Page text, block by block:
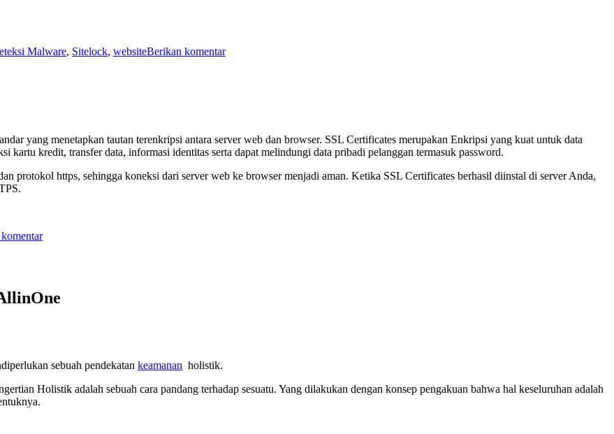
Malware, Sitelock, websiteBerikan komentaruntuk
yang menetapkan tautan terenkripsi antara server web dan browser. SSL Certificates merupakan Enkripsi yang kuat untuk data
kartu kredit, transfer data, informasi identitas serta dapat melindungi data pribadi pelanggan termasuk password.
protokol https, sehingga koneksi dari server web ke browser menjadi aman. Ketika SSL Certificates berhasil diinstal di server Anda,
untuk
sebuah pendekatan keamanan holistik.
Holistik adalah sebuah cara pandang terhadap sesuatu. Yang dilakukan dengan konsep pengakuan bahwa hal keseluruhan adalah